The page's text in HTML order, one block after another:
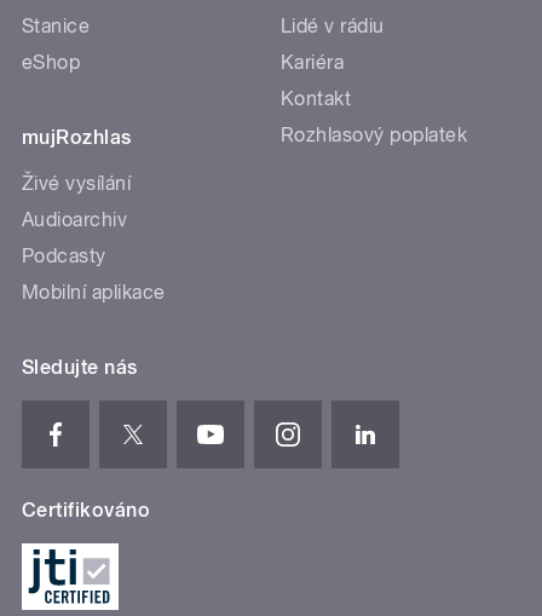
Stanice
eShop
mujRozhlas
Živé vysílání
Audioarchiv
Podcasty
Mobilní aplikace
Lidé v rádiu
Kariéra
Kontakt
Rozhlasový poplatek
Sledujte nás
Certifikováno